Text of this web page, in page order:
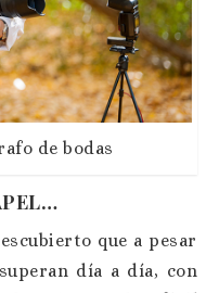
de bodas
que a pesar
día a día, con